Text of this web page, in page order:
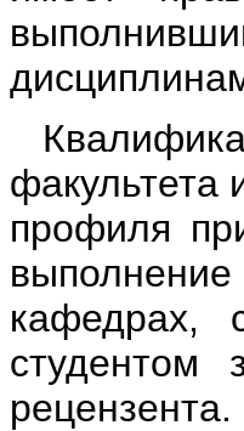
факультета
профиля
кафедрах,
студентом
рецензента.